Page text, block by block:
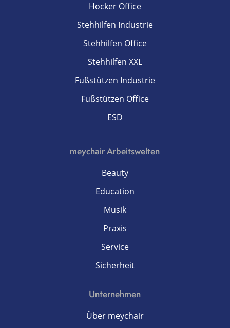
Hocker Office
Stehhilfen Industrie
Stehhilfen Office
Stehhilfen XXL
Fußstützen Industrie
Fußstützen Office
ESD
meychair Arbeitswelten
Beauty
Education
Musik
Praxis
Service
Sicherheit
Unternehmen
Über meychair